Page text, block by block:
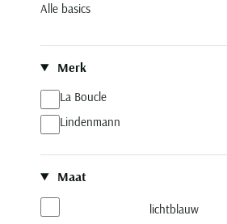
Alle basics
Merk
La Boucle
Lindenmann
Maat
lichtblauw